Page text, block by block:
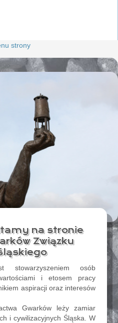
strony
na stronie
Związku
stowarzyszeniem osób
i etosem pracy
aspiracji oraz interesów
Gwarków leży zamiar
i cywilizacyjnych Śląska. W